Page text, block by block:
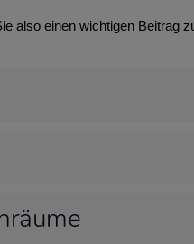
also einen wichtigen